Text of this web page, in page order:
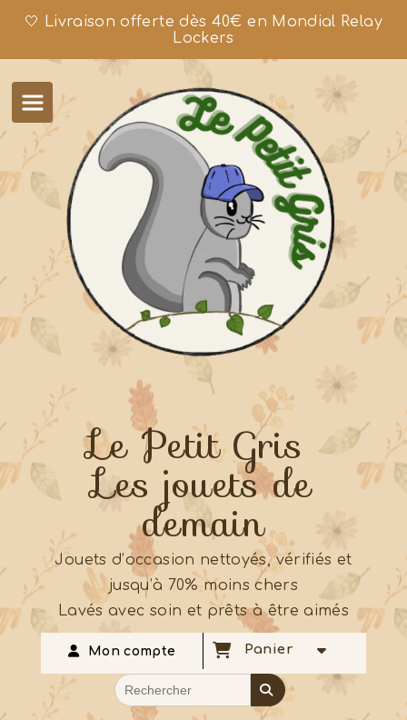
🤍 Livraison offerte dès 40€ en Mondial Relay
Lockers
Le Petit Gris
Les jouets de
demain
Jouets d’occasion nettoyés, vérifiés et
jusqu’à 70% moins chers
Lavés avec soin et prêts à être aimés
Mon compte Panier